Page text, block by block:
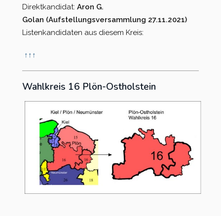
Direktkandidat: Aron G.
Golan (Aufstellungsversammlung 27.11.2021)
Listenkandidaten aus diesem Kreis:
↑ ↑ ↑
Wahlkreis 16 Plön-Ostholstein